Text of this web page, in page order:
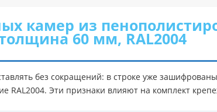
камер из
60 мм, RAL2004
без сокращений: в строке уже
RAL2004. Эти признаки влияют на комплект